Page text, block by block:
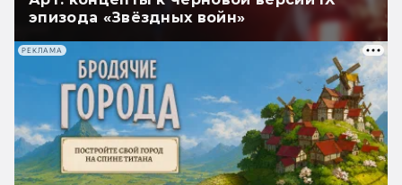
эпизода «Звёздных войн»
РЕКЛАМА